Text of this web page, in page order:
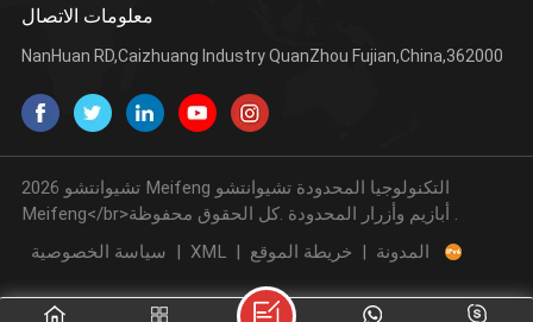
معلومات الاتصال
NanHuan RD,Caizhuang Industry QuanZhou Fujian,China,362000
2026 تشيوانتشو Meifeng التكنولوجيا المحدودة تشيوانتشو
سياسة الخصوصية | XML | خريطة الموقع | المدونة